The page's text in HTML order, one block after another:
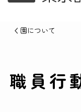
園について
職員行